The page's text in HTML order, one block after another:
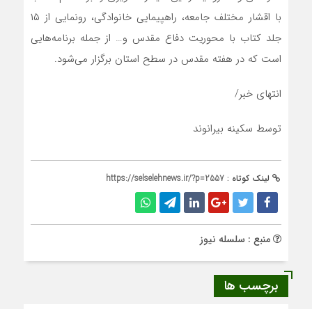
با اقشار مختلف جامعه، راهپیمایی خانوادگی، رونمایی از ۱۵
جلد کتاب با محوریت دفاع مقدس و… از جمله برنامه‌هایی
است که در هفته مقدس در سطح استان برگزار می‌شود.
انتهای خبر/
توسط سکینه بیرانوند
لینک کوتاه : https://selselehnews.ir/?p=2557
منبع : سلسله نیوز
برچسب ها